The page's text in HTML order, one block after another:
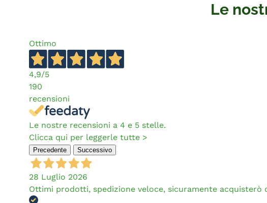
Le
Ottimo
4,9/5
190
recensioni
Le nostre recensioni a 4 e 5 stelle.
Clicca qui per leggerle tutte >
Precedente Successivo
28 Luglio 2026
Ottimi prodotti, spedizione veloce, sicuramente acquisterò